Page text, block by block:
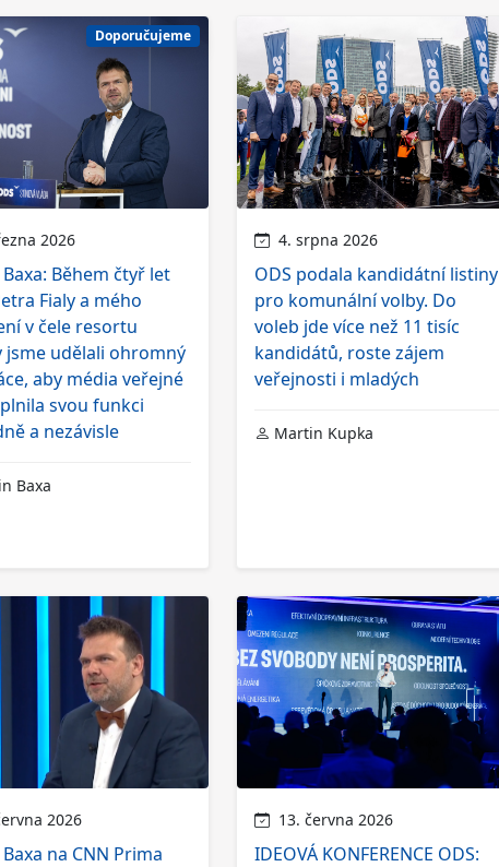
Doporučujeme
2026
Během čtyř let
Fialy a mého
v čele resortu
jsme udělali ohromný
aby média veřejné
svou funkci
a nezávisle
Baxa
4. srpna 2026
ODS podala kandidátní listiny
pro komunální volby. Do
voleb jde více než 11 tisíc
kandidátů, roste zájem
veřejnosti i mladých
Martin Kupka
2026
na CNN Prima
13. června 2026
IDEOVÁ KONFERENCE ODS: